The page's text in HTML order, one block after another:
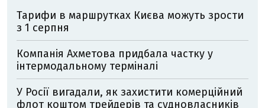
Тарифи в маршрутках Києва можуть зрости
з 1 серпня
Компанія Ахметова придбала частку у
інтермодальному терміналі
У Росії вигадали, як захистити комерційний
флот коштом трейдерів та судновласників